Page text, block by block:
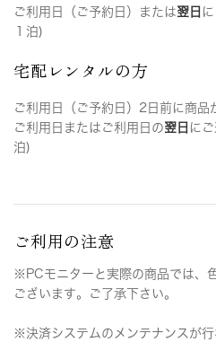
ご利用日（ご予約日）または翌日
１泊)
宅配レンタルの方
ご利用日（ご予約日）2日前に商品
ご利用日またはご利用日の翌日 に
泊)
ご利用の注意
※PCモニターと実際の商品では、
ございます。ご了承下さい。
※決済システムのメンテナンスが